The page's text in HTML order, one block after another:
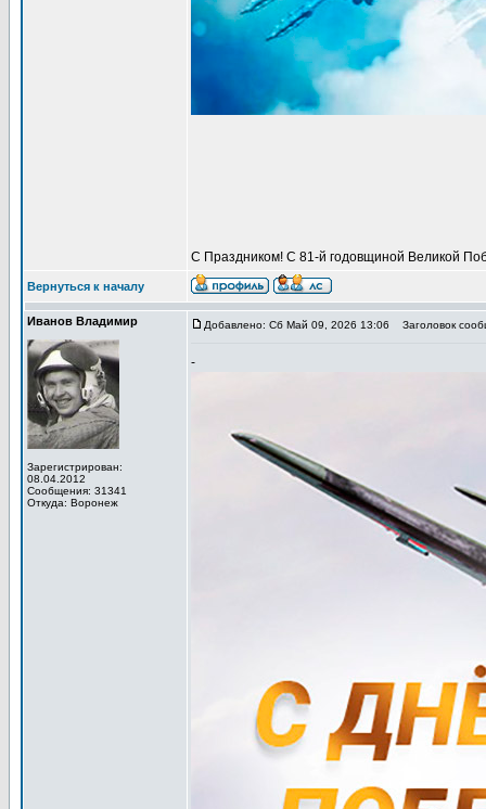
С Праздником! С 81-й годовщиной Великой
Вернуться к началу
Иванов Владимир
Зарегистрирован:
08.04.2012
Сообщения: 31341
Откуда: Воронеж
Добавлено: Сб Май 09, 2026 13:06 Заголовок
-